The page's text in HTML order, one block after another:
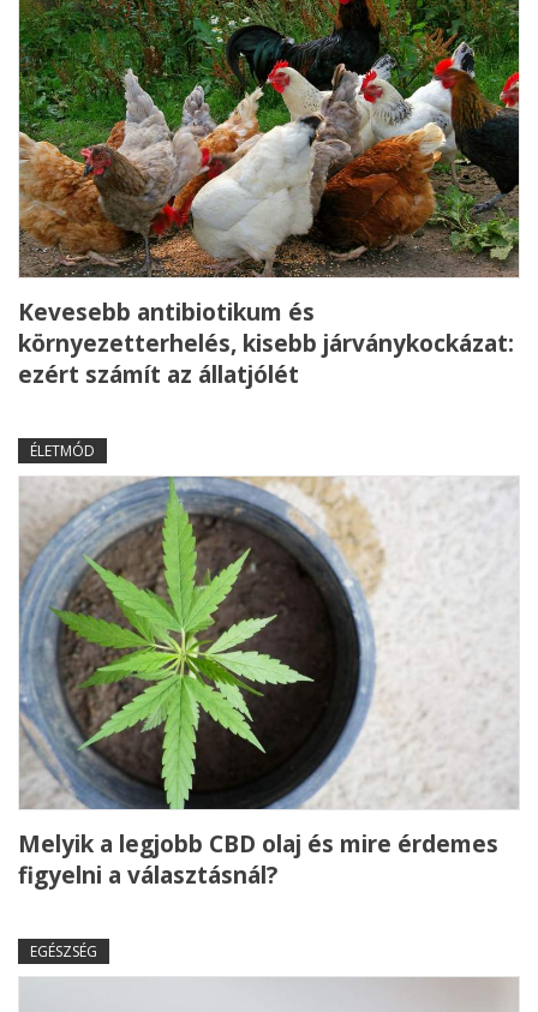
Kevesebb antibiotikum és
környezetterhelés, kisebb járványkockázat:
ezért számít az állatjólét
ÉLETMÓD
Melyik a legjobb CBD olaj és mire érdemes
figyelni a választásnál?
EGÉSZSÉG